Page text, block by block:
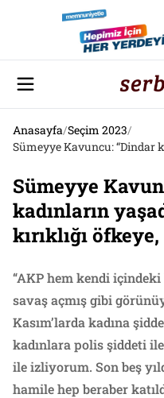
Anasayfa/Seçim 2023/
Sümeyye
kadınların
kırıklığı
“AKP hem kendi içindeki
savaş açmış gibi
Kasım’larda kadına
kadınlara polis şiddeti
ile izliyorum. Son beş
hamile hep beraber